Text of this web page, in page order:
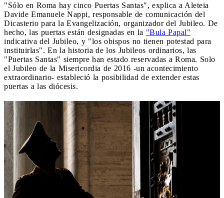
"Sólo en Roma hay cinco Puertas Santas", explica a Aleteia
Davide Emanuele Nappi, responsable de comunicación del
Dicasterio para la Evangelización, organizador del Jubileo. De
hecho, las puertas están designadas en la "Bula Papal"
indicativa del Jubileo, y "los obispos no tienen potestad para
instituirlas". En la historia de los Jubileos ordinarios, las
"Puertas Santas" siempre han estado reservadas a Roma. Solo
el Jubileo de la Misericordia de 2016 -un acontecimiento
extraordinario- estableció la posibilidad de extender estas
puertas a las diócesis.